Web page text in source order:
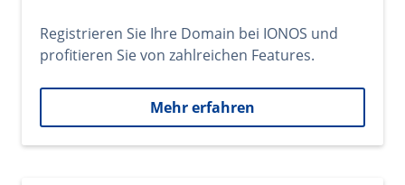
Registrieren Sie Ihre Domain bei IONOS und
profitieren Sie von zahlreichen Features.
Mehr erfahren